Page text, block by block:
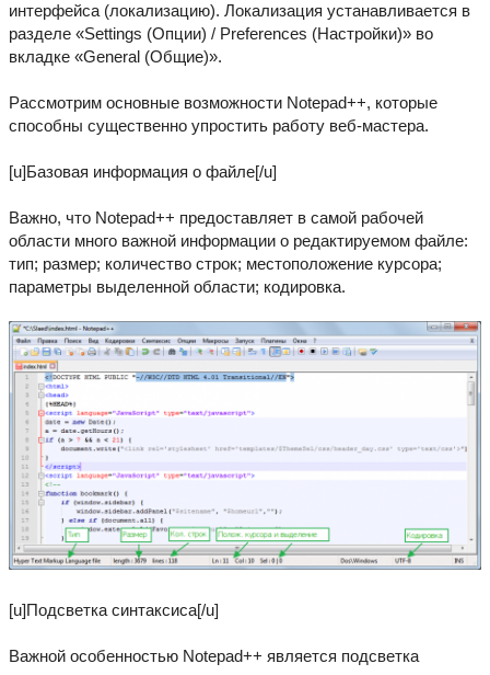
интерфейса (локализацию). Локализация устанавливается в
разделе «Settings (Опции) / Preferences (Настройки)» во
вкладке «General (Общие)».
Рассмотрим основные возможности Notepad++, которые
способны существенно упростить работу веб-мастера.
[u]Базовая информация о файле[/u]
Важно, что Notepad++ предоставляет в самой рабочей
области много важной информации о редактируемом файле:
тип; размер; количество строк; местоположение курсора;
параметры выделенной области; кодировка.
[u]Подсветка синтаксиса[/u]
Важной особенностью Notepad++ является подсветка